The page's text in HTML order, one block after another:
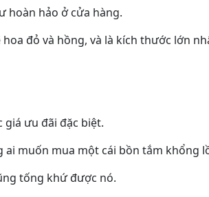
hoàn hảo ở cửa hàng.
đỏ và hồng, và là kích thước lớn
giá ưu đãi đặc biệt.
muốn mua một cái bồn tắm khổng
tống khứ được nó.